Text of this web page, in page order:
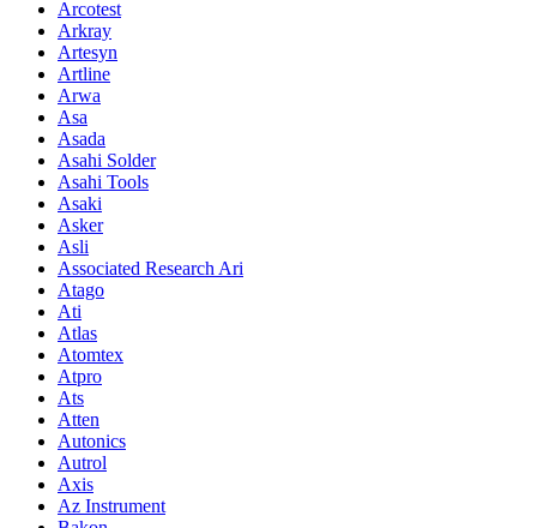
Arcotest
Arkray
Artesyn
Artline
Arwa
Asa
Asada
Asahi Solder
Asahi Tools
Asaki
Asker
Asli
Associated Research Ari
Atago
Ati
Atlas
Atomtex
Atpro
Ats
Atten
Autonics
Autrol
Axis
Az Instrument